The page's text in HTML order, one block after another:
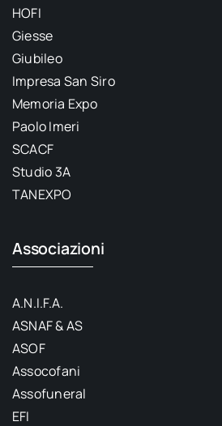
HOFI
Giesse
Giubileo
Impresa San Siro
Memoria Expo
Paolo Imeri
SCACF
Studio 3A
TANEXPO
Associazioni
A.N.I.F.A.
ASNAF & AS
ASOF
Assocofani
Assofuneral
EFI